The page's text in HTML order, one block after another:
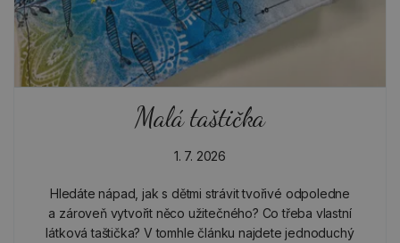
Malá taštička
1. 7. 2026
Hledáte nápad, jak s dětmi strávit tvořivé odpoledne
a zároveň vytvořit něco užitečného? Co třeba vlastní
látková taštička? V tomhle článku najdete jednoduchý